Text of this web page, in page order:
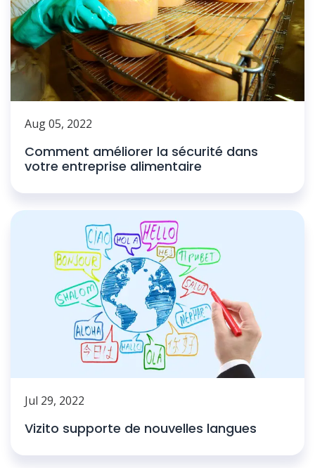
Aug 05, 2022
Comment améliorer la sécurité dans
votre entreprise alimentaire
Jul 29, 2022
Vizito supporte de nouvelles langues